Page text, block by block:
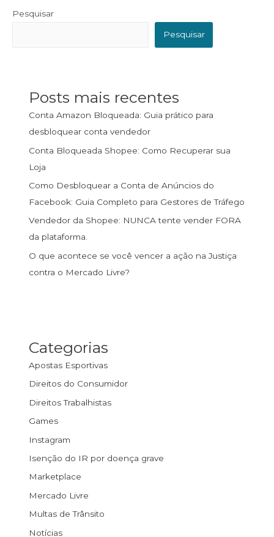
Pesquisar
Pesquisar
Posts mais recentes
Conta Amazon Bloqueada: Guia prático para
desbloquear conta vendedor
Conta Bloqueada Shopee: Como Recuperar sua
Loja
Como Desbloquear a Conta de Anúncios do
Facebook: Guia Completo para Gestores de Tráfego
Vendedor da Shopee: NUNCA tente vender FORA
da plataforma.
O que acontece se você vencer a ação na Justiça
contra o Mercado Livre?
Categorias
Apostas Esportivas
Direitos do Consumidor
Direitos Trabalhistas
Games
Instagram
Isenção do IR por doença grave
Marketplace
Mercado Livre
Multas de Trânsito
Notícias